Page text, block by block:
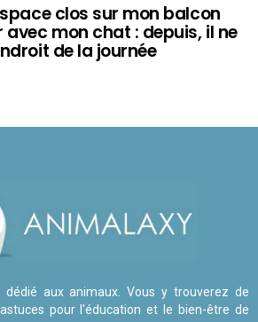
clos sur mon balcon
mon chat : depuis, il ne
de la journée
aux animaux. Vous y trouverez de
pour l'éducation et le bien-être de